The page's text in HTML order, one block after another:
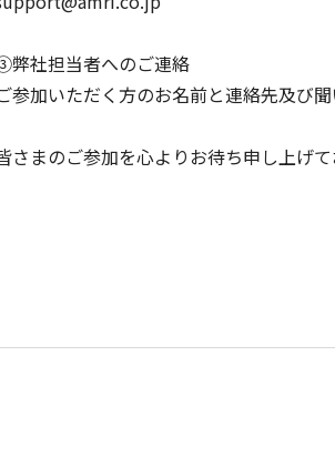
弊社担当者へのご連絡
参加いただく方のお名前と連絡先及び
さまのご参加を心よりお待ち申し上げて